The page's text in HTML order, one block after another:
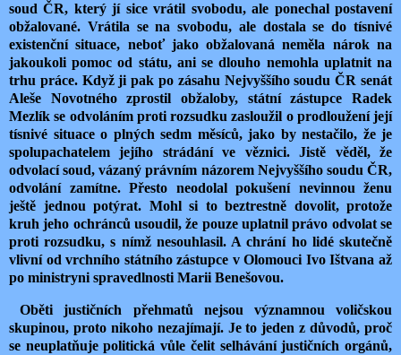
soud ČR, který jí sice vrátil svobodu, ale ponechal postavení
obžalované. Vrátila se na svobodu, ale dostala se do tísnivé
existenční situace, neboť jako obžalovaná neměla nárok na
jakoukoli pomoc od státu, ani se dlouho nemohla uplatnit na
trhu práce. Když ji pak po zásahu Nejvyššího soudu ČR senát
Aleše Novotného zprostil obžaloby, státní zástupce Radek
Mezlík se odvoláním proti rozsudku zasloužil o prodloužení její
tísnivé situace o plných sedm měsíců, jako by nestačilo, že je
spolupachatelem jejího strádání ve věznici. Jistě věděl, že
odvolací soud, vázaný právním názorem Nejvyššího soudu ČR,
odvolání zamítne. Přesto neodolal pokušení nevinnou ženu
ještě jednou potýrat. Mohl si to beztrestně dovolit, protože
kruh jeho ochránců usoudil, že pouze uplatnil právo odvolat se
proti rozsudku, s nímž nesouhlasil. A chrání ho lidé skutečně
vlivní od vrchního státního zástupce v Olomouci Ivo Ištvana až
po ministryni spravedlnosti Marii Benešovou.
Oběti justičních přehmatů nejsou významnou voličskou
skupinou, proto nikoho nezajímají. Je to jeden z důvodů, proč
se neuplatňuje politická vůle čelit selhávání justičních orgánů,